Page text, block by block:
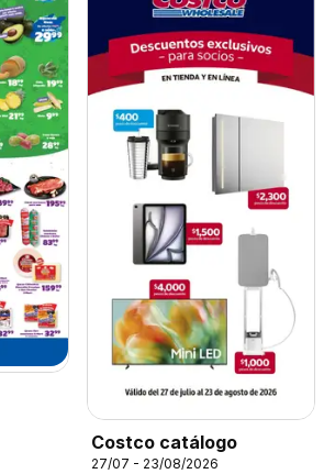
Costco catálogo
27/07 - 23/08/2026